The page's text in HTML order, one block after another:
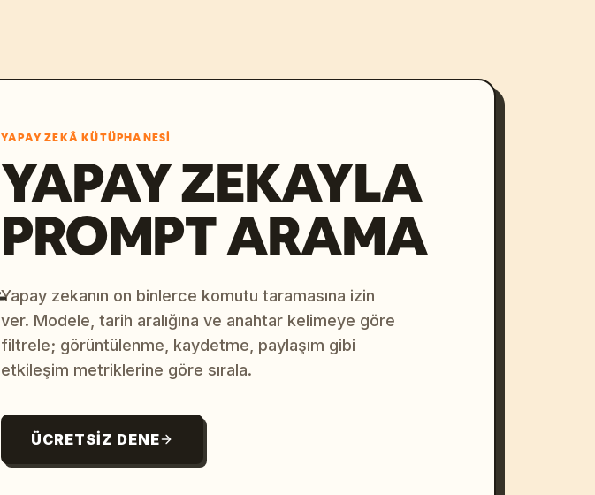
YAPAY ZEKÂ KÜTÜPHANESI
YAPAY ZEKAYLA
PROMPT ARAMA
Yapay zekanın on binlerce komutu taramasına izin
ver. Modele, tarih aralığına ve anahtar kelimeye göre
filtrele; görüntülenme, kaydetme, paylaşım gibi
etkileşim metriklerine göre sırala.
ÜCRETSIZ DENE